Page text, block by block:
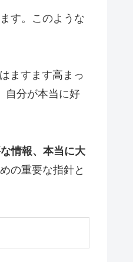
す。このような
ますます高まっ
自分が本当に好
情報、本当に大
の重要な指針と